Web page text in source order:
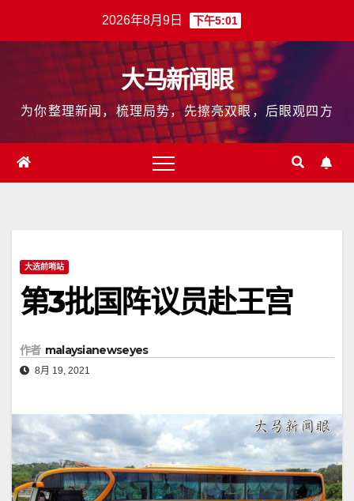
2026年8月9日 下午5:01
大马新闻眼
为你整理新闻，梳理局势，先擦亮双眼，后眼观四方
大选前哨站
第3批国阵议员赴王宫
作者 malaysianewseyes
8月 19, 2021